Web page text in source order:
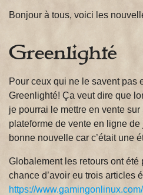
Bonjour à tous, voici les
Greenlighté
Pour ceux qui ne le savent pas
Greenlighté! Ça veut dire que
je pourrai le mettre en vente
plateforme de vente en ligne de
bonne nouvelle car c’était une
Globalement les retours ont été
chance d’avoir eu trois articles
https://